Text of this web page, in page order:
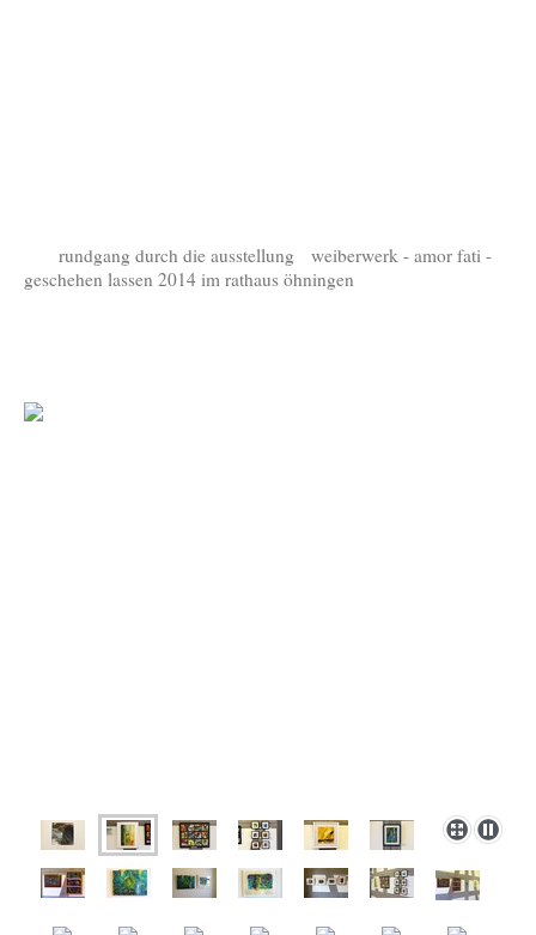
rundgang durch die ausstellung weiberwerk - amor fati -
geschehen lassen 2014 im rathaus öhningen